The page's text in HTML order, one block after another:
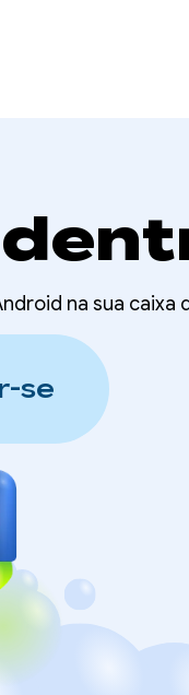
na sua caixa
se